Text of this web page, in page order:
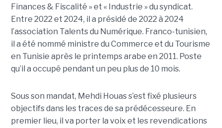
Finances & Fiscalité » et « Industrie » du syndicat.
Entre 2022 et 2024, il a présidé de 2022 à 2024
l’association Talents du Numérique. Franco-tunisien,
il a été nommé ministre du Commerce et du Tourisme
en Tunisie après le printemps arabe en 2011. Poste
qu’il a occupé pendant un peu plus de 10 mois.
Sous son mandat, Mehdi Houas s’est fixé plusieurs
objectifs dans les traces de sa prédécesseure. En
premier lieu, il va porter la voix et les revendications